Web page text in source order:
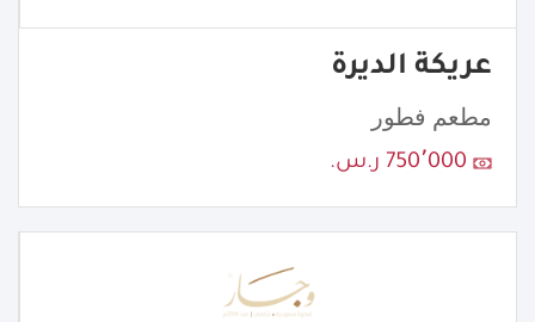
عريكة الديرة
مطعم فطور
750٬000 ر.س.